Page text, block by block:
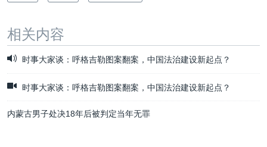
相关内容
时事大家谈：呼格吉勒图案翻案，中国法治建设新起点？
时事大家谈：呼格吉勒图案翻案，中国法治建设新起点？
内蒙古男子处决18年后被判定当年无罪